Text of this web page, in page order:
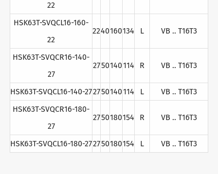
22
HSK63T-SVQCL16-160-
22
2240160134 L VB .. T16T3
HSK63T-SVQCR16-140-
27
2750140114 R VB .. T16T3
HSK63T-SVQCL16-140-272750140114 L
VB .. T16T3
HSK63T-SVQCR16-180-
27
2750180154 R VB .. T16T3
HSK63T-SVQCL16-180-272750180154 L VB .. T16T3